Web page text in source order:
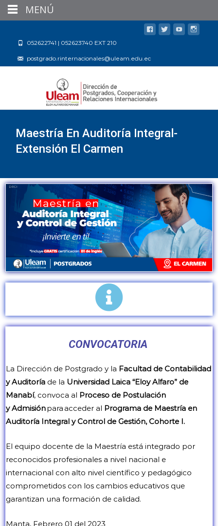
052622741 | 052623740 EXT 210
postgrado.rinternacionales@uleam.edu.ec
Maestría En Auditoría Integral-
Extensión El Carmen
CONVOCATORIA
La Dirección de Postgrado y la Facultad de Contabilidad
y Auditoría de la Universidad Laica “Eloy Alfaro” de
Manabí, convoca al Proceso de Postulación
y Admisiónpara acceder al Programa de Maestría en
Auditoría Integral y Control de Gestión, Cohorte I.
El equipo docente de la Maestría está integrado por
reconocidos profesionales a nivel nacional e
internacional con alto nivel científico y pedagógico
comprometidos con los cambios educativos que
garantizan una formación de calidad.
Manta, Febrero 01 del 2023
MENÚ